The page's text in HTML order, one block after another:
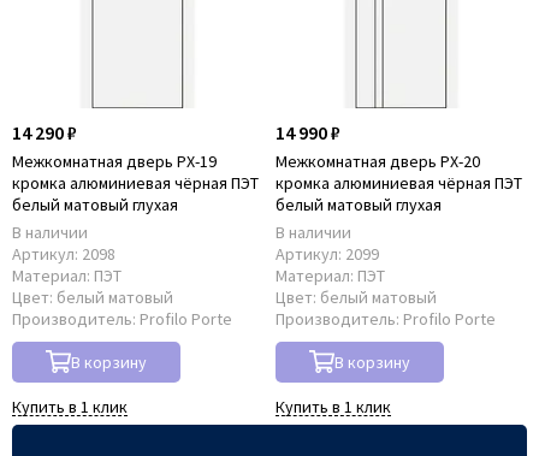
14 290 ₽
Межкомнатная дверь PX-19
кромка алюминиевая чёрная ПЭТ
белый матовый глухая
В наличии
Артикул: 2098
Материал: ПЭТ
Цвет: белый матовый
Производитель: Profilo Porte
В корзину
Купить в 1 клик
14 990 ₽
Межкомнатная дверь PX-20
кромка алюминиевая чёрная ПЭТ
белый матовый глухая
В наличии
Артикул: 2099
Материал: ПЭТ
Цвет: белый матовый
Производитель: Profilo Porte
В корзину
Купить в 1 клик